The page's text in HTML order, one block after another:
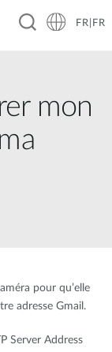
FR|FR
mon
pour qu’elle
adresse Gmail.
Server Address